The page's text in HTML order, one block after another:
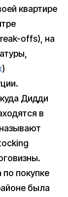
квартире
offs), на
)
Дидди
в
покупке
была